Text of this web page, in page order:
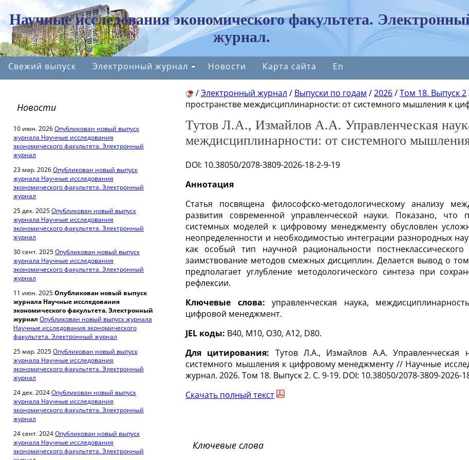
Научные исследования экономического факультета.
журнал.
Свежий выпуск Электронный журнал Новости Карта сайта En
Новости
10 июн. 2026Опубликован новый выпуск
журнала Научные исследования
экономического факультета. Электронный
журнал
23 мар. 2026Опубликован новый выпуск
журнала Научные исследования
экономического факультета. Электронный
журнал
25 дек. 2025Опубликован новый выпуск
журнала Научные исследования
экономического факультета. Электронный
журнал
30 сент. 2025Опубликован новый выпуск
журнала Научные исследования
экономического факультета. Электронный
журнал
11 июн. 2025Опубликован новый выпуск
журнала Научные исследования
экономического факультета. Электронный
журнал Опубликован новый выпуск журнала
Научные исследования экономического
факультета. Электронный журнал
25 мар. 2025Опубликован новый выпуск
журнала Научные исследования
экономического факультета. Электронный
журнал
24 дек. 2024Опубликован новый выпуск
журнала Научные исследования
экономического факультета. Электронный
журнал
24 сент. 2024Опубликован новый выпуск
журнала Научные исследования
экономического факультета. Электронный
/Электронный журнал / Выпуски по годам /2026/Том 18. Выпуск 2
пространстве междисциплинарности: от системного мышления к
Тутов Л.А., Измайлов А.А. Управленческая
междисциплинарности: от системного
DOI: 10.38050/2078-3809-2026-18-2-9-19
Аннотация
Статья посвящена философско-методологическому анализу
развития современной управленческой науки. Показано, что
системных моделей к цифровому менеджменту обусловлен
неопределенности и необходимостью интеграции разнородных
как особый тип научной рациональности
заимствование методов смежных дисциплин. Делается вывод о
предполагает углубление методологического синтеза при
рефлексии.
Ключевые слова: управленческая наука,
цифровой менеджмент.
JEL коды: B40, M10, O30, A12, D80.
Для цитирования: Тутов Л.А., Измайлов А.А. Управленческая
системного мышления к цифровому менеджменту // Научные
журнал. 2026. Том 18. Выпуск 2. С. 9-19. DOI: 10.38050/2078-3809-2026-
Скачать полный текст
Ключевые слова